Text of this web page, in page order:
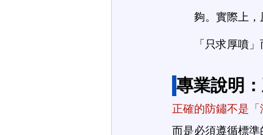
夠。實際上
「只求厚噴
專業說明
正確的防鏽不是「
而是必須遵循標準